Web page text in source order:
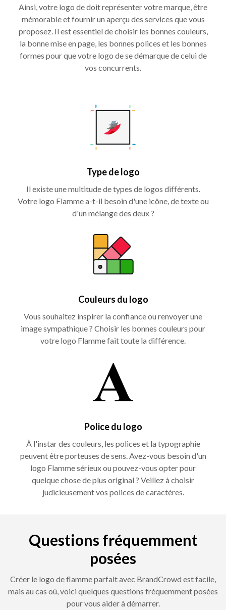
Ainsi, votre logo de doit représenter votre marque, être
mémorable et fournir un aperçu des services que vous
proposez. Il est essentiel de choisir les bonnes couleurs,
la bonne mise en page, les bonnes polices et les bonnes
formes pour que votre logo de se démarque de celui de
vos concurrents.
Type de logo
Il existe une multitude de types de logos différents.
Votre logo Flamme a-t-il besoin d'une icône, de texte ou
d'un mélange des deux ?
Couleurs du logo
Vous souhaitez inspirer la confiance ou renvoyer une
image sympathique ? Choisir les bonnes couleurs pour
votre logo Flamme fait toute la différence.
Police du logo
À l'instar des couleurs, les polices et la typographie
peuvent être porteuses de sens. Avez-vous besoin d'un
logo Flamme sérieux ou pouvez-vous opter pour
quelque chose de plus original ? Veillez à choisir
judicieusement vos polices de caractères.
Questions fréquemment
posées
Créer le logo de flamme parfait avec BrandCrowd est facile,
mais au cas où, voici quelques questions fréquemment posées
pour vous aider à démarrer.